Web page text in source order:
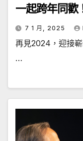
一起跨年同歡
7 1 月, 2025
再見2024，迎接
…